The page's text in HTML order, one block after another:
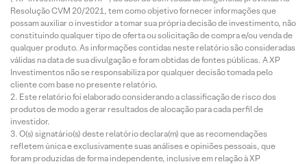
Resolução CVM 20/2021, tem como objetivo fornecer informações que
possam auxiliar o investidor a tomar sua própria decisão de investimento, não
constituindo qualquer tipo de oferta ou solicitação de compra e/ou venda de
qualquer produto. As informações contidas neste relatório são consideradas
válidas na data de sua divulgação e foram obtidas de fontes públicas. A XP
Investimentos não se responsabiliza por qualquer decisão tomada pelo
cliente com base no presente relatório.
Este relatório foi elaborado considerando a classificação de risco dos
produtos de modo a gerar resultados de alocação para cada perfil de
investidor.
O(s) signatário(s) deste relatório declara(m) que as recomendações
refletem única e exclusivamente suas análises e opiniões pessoais, que
foram produzidas de forma independente, inclusive em relação à XP